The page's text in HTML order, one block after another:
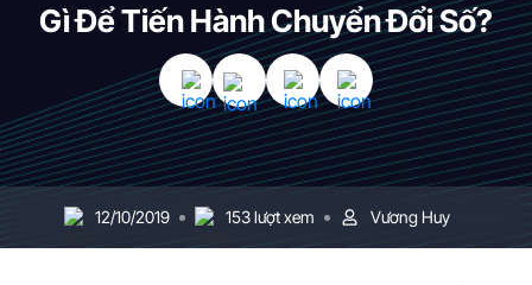
Gì Để Tiến Hành Chuyển Đổi Số?
12/10/2019 153 lượt xem Vương Huy